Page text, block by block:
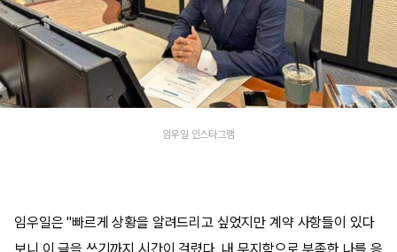
임우일 인스타그램
임우일은 "빠르게 상황을 알려드리고 싶었지만 계약 사항들이 있다